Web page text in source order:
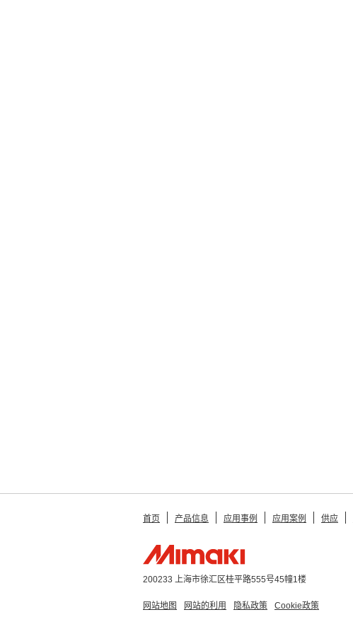
首页 产品信息 应用事例 应用案例 供应
200233 上海市徐汇区桂平路555号45幢1楼
网站地图 网站的利用 隐私政策 Cookie政策